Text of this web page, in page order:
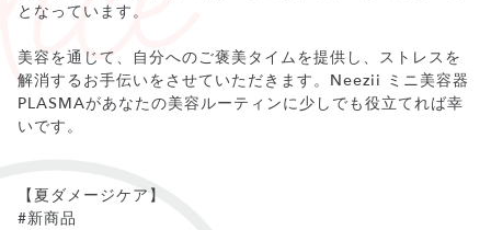
となっています。
美容を通じて、自分へのご褒美タイムを提供し、ストレスを
解消するお手伝いをさせていただきます。Neezii ミニ美容器
PLASMAがあなたの美容ルーティンに少しでも役立てれば幸
いです。
【夏ダメージケア】
#新商品